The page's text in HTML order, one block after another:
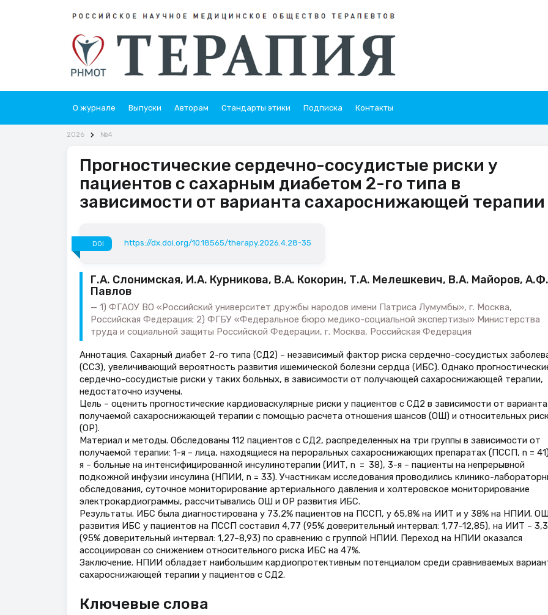
О журнале Выпуски Авторам Стандарты этики Подписка Контакты
2026 №4
Прогностические сердечно-сосудистые риски у
пациентов с сахарным диабетом 2-го типа в
зависимости от варианта сахароснижающей терапии
DOI https://dx.doi.org/10.18565/therapy.2026.4.28-35
Г.А. Слонимская, И.А. Курникова, В.А. Кокорин, Т.А. Мелешкевич, В.А. Майоров, А.Ф.
Павлов
1) ФГАОУ ВО «Российский университет дружбы народов имени Патриса Лумумбы», г. Москва,
Российская Федерация; 2) ФГБУ «Федеральное бюро медико-социальной экспертизы» Министерства
труда и социальной защиты Российской Федерации, г. Москва, Российская Федерация
Аннотация. Сахарный диабет 2-го типа (СД2) – независимый фактор риска сердечно-сосудистых
(ССЗ), увеличивающий вероятность развития ишемической болезни сердца (ИБС). Однако
сердечно-сосудистые риски у таких больных, в зависимости от получающей сахароснижающей терапии,
недостаточно изучены.
Цель – оценить прогностические кардиоваскулярные риски у пациентов с СД2 в зависимости от варианта
получаемой сахароснижающей терапии с помощью расчета отношения шансов (ОШ) и относительных
(ОР).
Материал и методы. Обследованы 112 пациентов с СД2, распределенных на три группы в зависимости от
получаемой терапии: 1-я – лица, находящиеся на пероральных сахароснижающих препаратах (ПССП, n =
я – больные на интенсифицированной инсулинотерапии (ИИТ, n = 38), 3-я – пациенты на непрерывной
подкожной инфузии инсулина (НПИИ, n = 33). Участникам исследования проводились клинико-
обследования, суточное мониторирование артериального давления и холтеровское мониторирование
электрокардиограммы, рассчитывались ОШ и ОР развития ИБС.
Результаты. ИБС была диагностирована у 73,2% пациентов на ПССП, у 65,8% на ИИТ и у 38% на НПИИ.
развития ИБС у пациентов на ПССП составил 4,77 (95% доверительный интервал: 1,77–12,85), на ИИТ –
(95% доверительный интервал: 1,27–8,93) по сравнению с группой НПИИ. Переход на НПИИ оказался
ассоциирован со снижением относительного риска ИБС на 47%.
Заключение. НПИИ обладает наибольшим кардиопротективным потенциалом среди сравниваемых
сахароснижающей терапии у пациентов с СД2.
Ключевые слова